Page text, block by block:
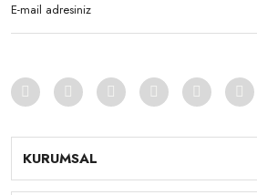
KURUMSAL